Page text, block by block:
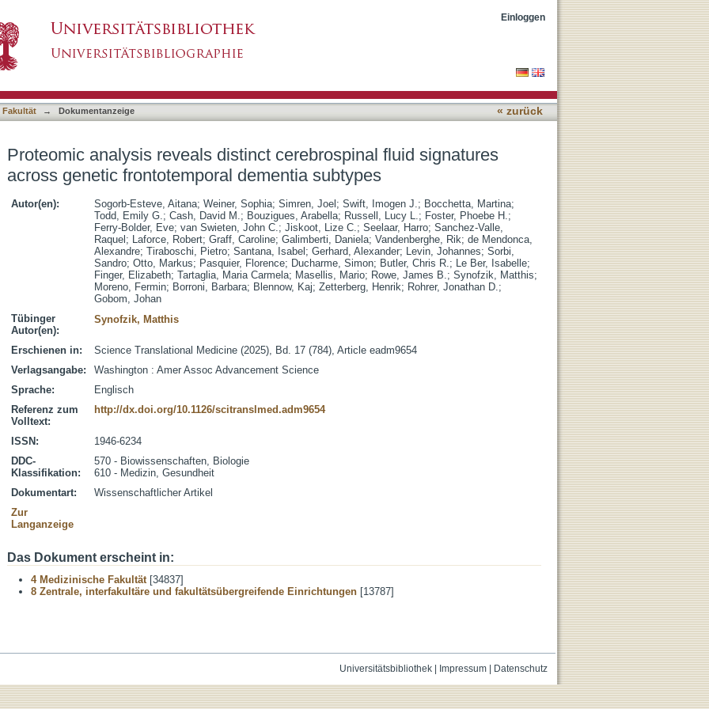
distinct cerebrospinal fluid signatures across genetic frontotemporalEinloggen
Fakultät → Dokumentanzeige « zurück
Proteomic analysis reveals distinct cerebrospinal fluid signatures
across genetic frontotemporal dementia subtypes
Autor(en): Sogorb-Esteve, Aitana; Weiner, Sophia; Simren, Joel ; Swift, Imogen J.; Bocchetta, Martina;
Todd, Emily G.; Cash, David M.; Bouzigues, Arabella; Russell, Lucy L.; Foster, Phoebe H.;
Ferry-Bolder, Eve; van Swieten, John C.; Jiskoot, Lize C.; Seelaar, Harro; Sanchez-Valle,
Raquel ; Laforce, Robert; Graff, Caroline; Galimberti, Daniela; Vandenberghe, Rik; de Mendonca,
Alexandre; Tiraboschi, Pietro; Santana, Isabel ; Gerhard, Alexander; Levin, Johannes; Sorbi,
Sandro; Otto, Markus; Pasquier, Florence; Ducharme, Simon; Butler, Chris R.; Le Ber, Isabelle;
Finger, Elizabeth; Tartaglia, Maria Carmela; Masellis, Mario; Rowe, James B.; Synofzik, Matthis;
Moreno, Fermin; Borroni, Barbara; Blennow, Kaj; Zetterberg, Henrik; Rohrer, Jonathan D.;
Gobom, Johan
Tübinger
Autor(en):
Synofzik, Matthis
Erschienen in:
Science Translational Medicine (2025), Bd. 17 (784), Article eadm9654
Verlagsangabe:
Washington : Amer Assoc Advancement Science
Sprache:
Englisch
Referenz zum
Volltext:
http://dx.doi.org/10.1126/scitranslmed.adm9654
ISSN:
1946-6234
DDC-
Klassifikation:
570 - Biowissenschaften, Biologie
610 - Medizin, Gesundheit
Dokumentart:
Wissenschaftlicher Artikel
Zur
Langanzeige
Das Dokument erscheint in:
4 Medizinische Fakultät[34837]
8 Zentrale, interfakultäre und fakultätsübergreifende Einrichtungen [13787]
Universitätsbibliothek| Impressum| Datenschutz